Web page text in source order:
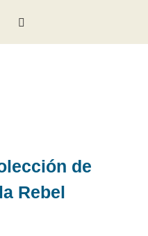
Toggle
de
Rebel